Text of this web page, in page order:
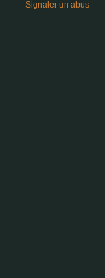
Signaler un abus